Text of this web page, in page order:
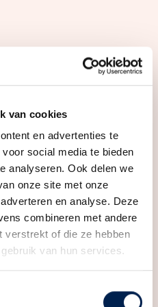
van cookies
en advertenties te
social media te bieden
analyseren. Ook delen we
onze site met onze
en analyse. Deze
combineren met andere
verstrekt of die ze hebben
van hun services.
een open
voor een gezellige
werkplek. Ideaal voor
luxe sanitair van
opgeleverd. Een
voorzien van
apparatuur, zoals een
vaatwasser en een
na oplevering geplaatst.
het Cartesius Park om de
ligbad,
glasvezel
lift, mechanische
zonnepanelen